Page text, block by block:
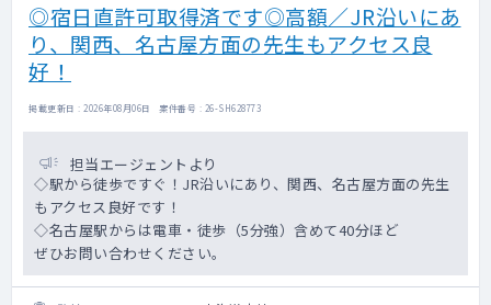
◎宿日直許可取得済です◎高額／JR沿いにあ
り、関西、名古屋方面の先生もアクセス良
好！
掲載更新日 : 2026年08月06日 案件番号 : 26-SH628773
担当エージェントより
◇駅から徒歩ですぐ！JR沿いにあり、関西、名古屋方面の先生
もアクセス良好です！
◇名古屋駅からは電車・徒歩（5分強）含めて40分ほど
ぜひお問い合わせください。